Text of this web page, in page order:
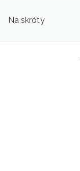
Na skróty